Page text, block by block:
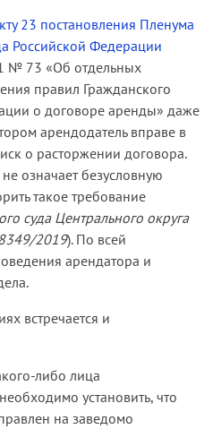
23 постановления Пленума
Российской Федерации
№ 73 «Об отдельных
правил Гражданского
о договоре аренды» даже
арендодатель вправе в
о расторжении договора.
означает безусловную
такое требование
суда Центрального округа
2019). По всей
арендатора и
встречается и
либо лица
установить, что
на заведомо